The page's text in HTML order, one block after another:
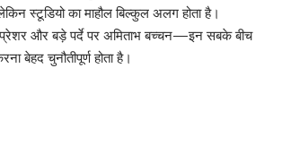
स्टूडियो का माहौल बिल्कुल अलग होता है।
और बड़े पर्दे पर अमिताभ बच्चन—इन सबके बीच
बेहद चुनौतीपूर्ण होता है।